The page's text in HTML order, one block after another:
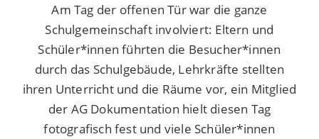
Am Tag der offenen Tür war die ganze
Schulgemeinschaft involviert: Eltern und
Schüler*innen führten die Besucher*innen
durch das Schulgebäude, Lehrkräfte stellten
ihren Unterricht und die Räume vor, ein Mitglied
der AG Dokumentation hielt diesen Tag
fotografisch fest und viele Schüler*innen